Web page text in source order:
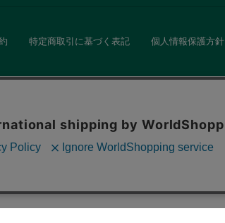
特定商取引に基づく表記 個人情報保護方針
ら同意の可否を選択してください。選
キーを通じて収集する情報には「お客